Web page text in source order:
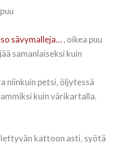
sävymalleja…, oikea puu
samanlaiseksi kuin
niinkuin petsi, öljytessä
kuin värikartalla.
kattoon asti, syötä